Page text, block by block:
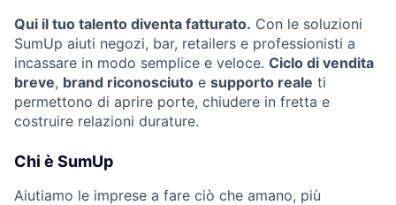
Qui il tuo talento diventa fatturato. Con le soluzioni
SumUp aiuti negozi, bar, retailers e professionisti a
incassare in modo semplice e veloce. Ciclo di vendita
breve, brand riconosciuto e supporto reale ti
permettono di aprire porte, chiudere in fretta e
costruire relazioni durature.
Chi è SumUp
Aiutiamo le imprese a fare ciò che amano, più